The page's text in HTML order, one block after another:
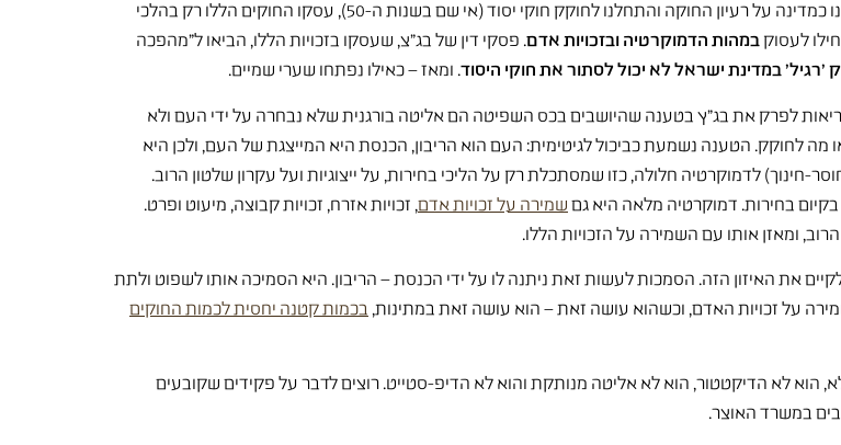
הסיבה שיש לשני חוקי היסוד הללו השפעה כל-כך דרמטית היא, שמאז שויתרנו כמדינה על רעיון החוקה והתחלנו לחוקק חוקי יסוד (אי שם בשנות ה-50), עסקו החוקים הללו רק בהלכי
במהות הדמוקרטיה ובזכויות אדם. פסקי דין של בג"צ, שעסקו בזכויות הללו, הביאו ל"מהפכה
'רגיל' במדינת ישראל לא יכול לסתור את חוקי היסוד. ומאז – כאילו נפתחו שערי שמיים.
לפרק את בג"ץ בטענה שהיושבים בכס השפיטה הם אליטה בורגנית שלא נבחרה על ידי העם ולא
מה לחוקק. הטענה נשמעת כביכול לגיטימית: העם הוא הריבון, הכנסת היא המייצגת של העם, ולכן היא
לדמוקרטיה חלולה, כזו שמסתכלת רק על הליכי בחירות, על ייצוגיות ועל עקרון שלטון הרוב.
בחירות. דמוקרטיה מלאה היא גם שמירה על זכויות אדם, זכויות אזרח, זכויות קבוצה, מיעוט ופרט.
ומאזן אותו עם השמירה על הזכויות הללו.
את האיזון הזה. הסמכות לעשות זאת ניתנה לו על ידי הכנסת – הריבון. היא הסמיכה אותו לשפוט ולתת
על זכויות האדם, וכשהוא עושה זאת – הוא עושה זאת במתינות, בכמות קטנה יחסית לכמות החוקים
הוא לא הדיקטטור, הוא לא אליטה מנותקת והוא לא הדיפ-סטייט. רוצים לדבר על פקידים שקובעים
במשרד האוצר.